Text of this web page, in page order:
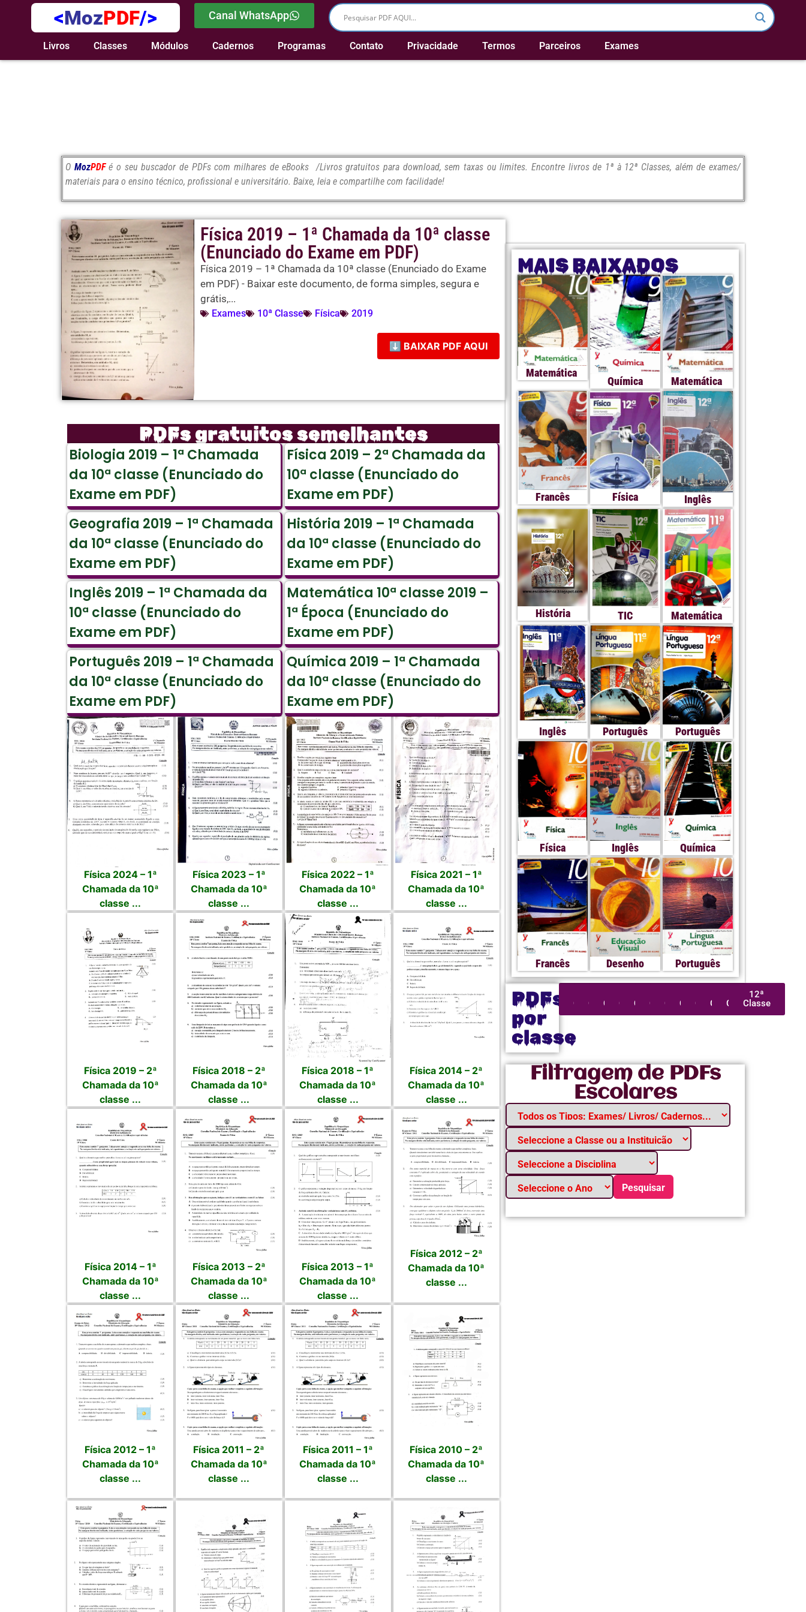
<MozPDF/> Canal WhatsApp
Livros Classes Módulos Cadernos Programas Contato Privacidade Termos Parceiros Exames
O MozPDF é o seu buscador de PDFs com milhares de eBooks /Livros gratuitos para download, sem taxas ou limites. Encontre livros de 1ª à 12ª Classes, além de exames/
materiais para o ensino técnico, profissional e universitário. Baixe, leia e compartilhe com facilidade!
Física 2019 – 1ª Chamada da 10ª classe
(Enunciado do Exame em PDF)
Física 2019 – 1ª Chamada da 10ª classe (Enunciado do Exame
em PDF) - Baixar este documento, de forma simples, segura e
grátis,...
Exames 10ª Classe Física 2019
⬇ BAIXAR PDF AQUI
PDFs gratuitos semelhantes
Biologia 2019 – 1ª Chamada
da 10ª classe (Enunciado do
Exame em PDF)
Física 2019 – 2ª Chamada da
10ª classe (Enunciado do
Exame em PDF)
Geografia 2019 – 1ª Chamada
da 10ª classe (Enunciado do
Exame em PDF)
História 2019 – 1ª Chamada
da 10ª classe (Enunciado do
Exame em PDF)
Inglês 2019 – 1ª Chamada da
10ª classe (Enunciado do
Exame em PDF)
Matemática 10ª classe 2019 –
1ª Época (Enunciado do
Exame em PDF)
Português 2019 – 1ª Chamada
da 10ª classe (Enunciado do
Exame em PDF)
Química 2019 – 1ª Chamada
da 10ª classe (Enunciado do
Exame em PDF)
Física 2024 – 1ª
Chamada da 10ª
classe ...
Física 2023 – 1ª
Chamada da 10ª
classe ...
Física 2022 – 1ª
Chamada da 10ª
classe ...
Física 2021 – 1ª
Chamada da 10ª
classe ...
Física 2019 – 2ª
Chamada da 10ª
classe ...
Física 2018 – 2ª
Chamada da 10ª
classe ...
Física 2018 – 1ª
Chamada da 10ª
classe ...
Física 2014 – 2ª
Chamada da 10ª
classe ...
Física 2014 – 1ª
Chamada da 10ª
classe ...
Física 2013 – 2ª
Chamada da 10ª
classe ...
Física 2013 – 1ª
Chamada da 10ª
classe ...
Física 2012 – 2ª
Chamada da 10ª
classe ...
Física 2012 – 1ª
Chamada da 10ª
classe ...
Física 2011 – 2ª
Chamada da 10ª
classe ...
Física 2011 – 1ª
Chamada da 10ª
classe ...
Física 2010 – 2ª
Chamada da 10ª
classe ...
PDFs
por
classe
ClasseClasseClasseClasseClasseClasseClasseClasseClasseClasseClasse
12ª
Classe
MAIS BAIXADOS
Matemática
Química Matemática
Francês Física Inglês
História TIC Matemática
Inglês Português Português
Física Inglês Química
Francês Desenho Português
Filtragem de PDFs
Escolares
Pesquisar